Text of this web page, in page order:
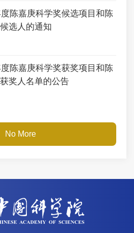
陈嘉庚科学奖候选项目和陈
选人的通知
陈嘉庚科学奖获奖项目和陈
奖人名单的公告
No More